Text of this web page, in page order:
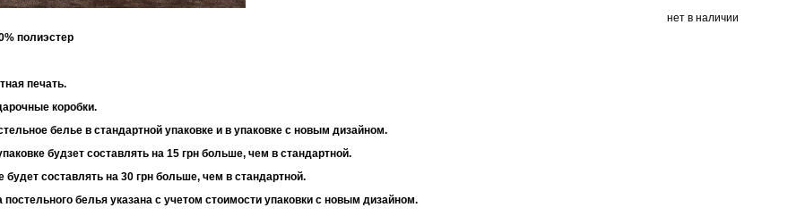
нет в наличии
полиэстер
95 г/м2
печать.
коробки.
белье в стандартной упаковке и в упаковке с новым дизайном.
будзет составлять на 15 грн больше, чем в стандартной.
будет составлять на 30 грн больше, чем в стандартной.
постельного белья указана с учетом стоимости упаковки с новым дизайном.